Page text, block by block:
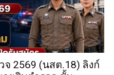
2569 (นสต.18) ลิงก์